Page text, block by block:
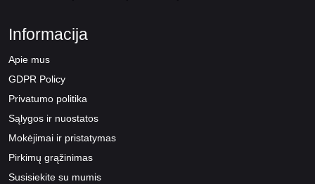
Informacija
Apie mus
GDPR Policy
Privatumo politika
Sąlygos ir nuostatos
Mokėjimai ir pristatymas
Pirkimų grąžinimas
Susisiekite su mumis